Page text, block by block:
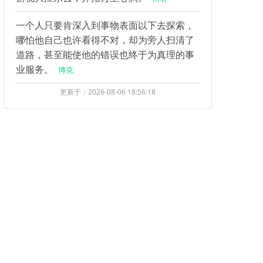
一个人只要肯深入到事物表面以下去探索，
哪怕他自己也许看得不对，却为旁人扫清了
道路，甚至能使他的错误也终于为真理的事
业服务。
博克
更新于：2026-08-06 18:56:18